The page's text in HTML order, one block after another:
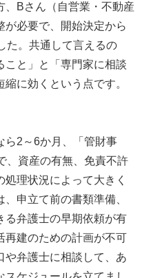
、Bさん（自営業・不動産
が必要で、開始決定から
た。共通して言えるの
こと」と「専門家に相談
に効くという点です。
ら2～6か月、「管財事
、資産の有無、免責不許
理状況によって大きく
申立て前の書類準備、
る弁護士の早期依頼が有
再建のための計画が不可
や弁護士に相談して、あ